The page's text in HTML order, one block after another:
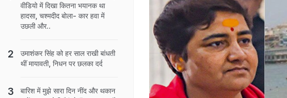
वीडियो में दिखा कितना भयानक था
हादसा, चश्मदीद बोला- कार हवा में
उछली और..
उमाशंकर सिंह को हर साल राखी बांधती
थीं मायावती, न‍िधन पर छलका दर्द
बारिश में मुझे सारा दिन नींद और थकान